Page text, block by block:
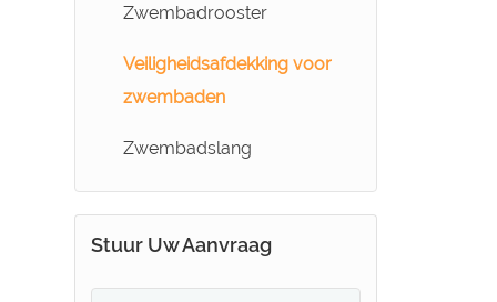
Zwembadrooster
Veiligheidsafdekking voor
zwembaden
Zwembadslang
Stuur Uw Aanvraag